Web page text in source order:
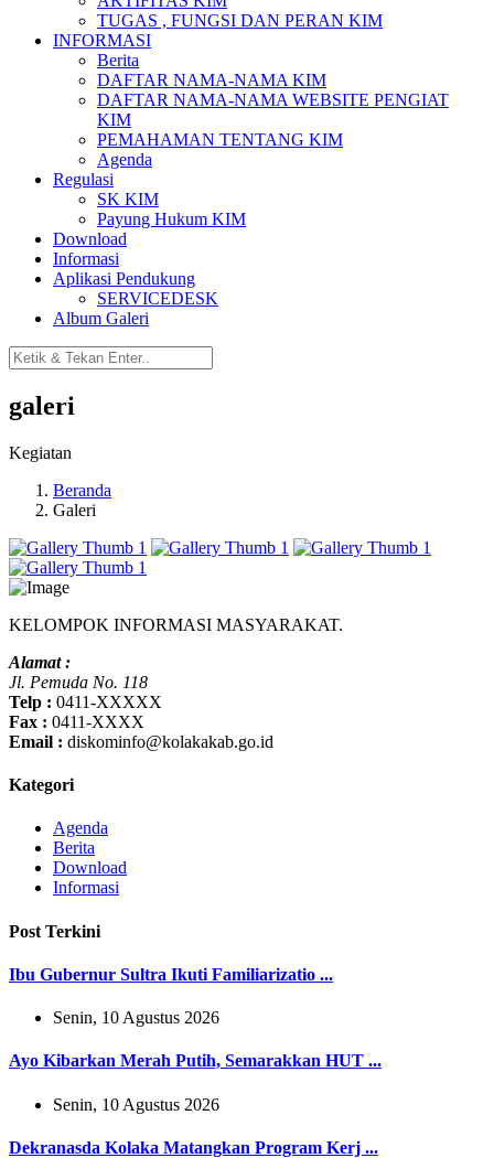
TUGAS , FUNGSI DAN PERAN KIM
INFORMASI
Berita
DAFTAR NAMA-NAMA KIM
DAFTAR NAMA-NAMA WEBSITE PENGIAT
KIM
PEMAHAMAN TENTANG KIM
Agenda
Regulasi
SK KIM
Payung Hukum KIM
Download
Informasi
Aplikasi Pendukung
SERVICEDESK
Album Galeri
galeri
Kegiatan
Beranda
Galeri
KELOMPOK INFORMASI MASYARAKAT.
Alamat :
Jl. Pemuda No. 118
Telp : 0411-XXXXX
Fax : 0411-XXXX
Email : diskominfo@kolakakab.go.id
Kategori
Agenda
Berita
Download
Informasi
Post Terkini
Ibu Gubernur Sultra Ikuti Familiarizatio ...
Senin, 10 Agustus 2026
Ayo Kibarkan Merah Putih, Semarakkan HUT ...
Senin, 10 Agustus 2026
Dekranasda Kolaka Matangkan Program Kerj ...